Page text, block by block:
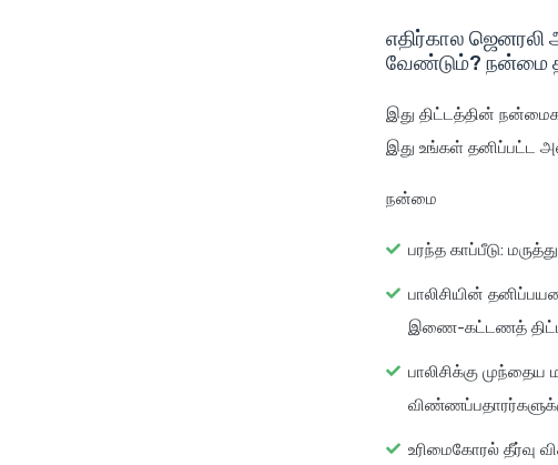
எதிர்கால
வேண்டும்? நன்மை
இது திட்டத்தின்
இது உங்கள் தனிப்பட்ட
நன்மை
பரந்த காப்பீடு:
பாலிசியின்
இணை-கட்டணத்
பாலிசிக்கு
உரிமைகோரல் தீர்வு